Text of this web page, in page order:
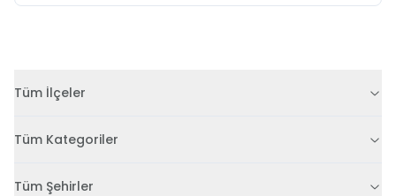
Tüm İlçeler
Tüm Kategoriler
Tüm Şehirler